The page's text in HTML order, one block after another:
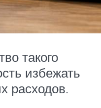
такого
избежать
расходов.